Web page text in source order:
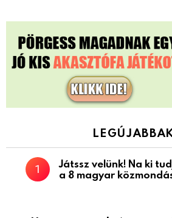
Játssz velünk! Na ki
a 8 magyar